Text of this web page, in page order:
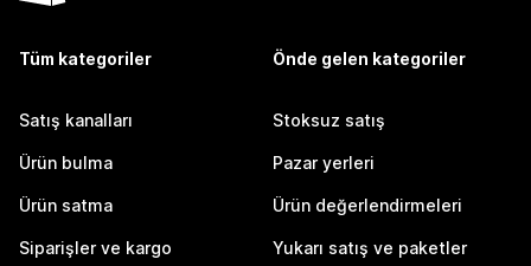
Tüm kategoriler
Satış kanalları
Ürün bulma
Ürün satma
Siparişler ve kargo
Önde gelen kategoriler
Stoksuz satış
Pazar yerleri
Ürün değerlendirmeleri
Yukarı satış ve paketler